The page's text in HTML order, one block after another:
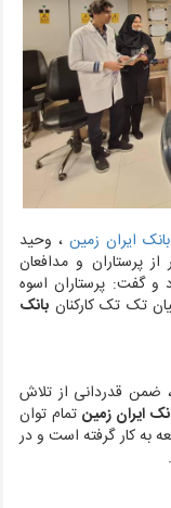
ایران زمین،وحید
پرستاران و مدافعان
گفت: پرستاران اسوه
تک تک کارکنان بانک
ضمن قدردانی از تلاش
ایران زمین تمام توان
به کار گرفته است و در